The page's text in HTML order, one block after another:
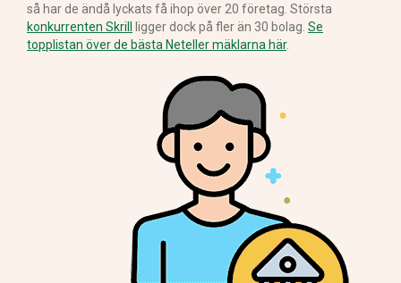
så har de ändå lyckats få ihop över 20 företag. Största
konkurrenten Skrill
ligger dock på fler än 30 bolag. Se
topplistan över de bästa Neteller mäklarna här.